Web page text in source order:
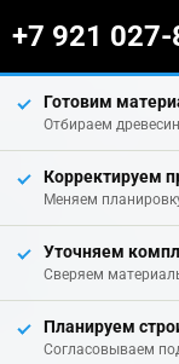
+7 921
Готовим
Отбираем
Корректируем
Меняем
Уточняем
Сверяем
Планируем
Согласовываем